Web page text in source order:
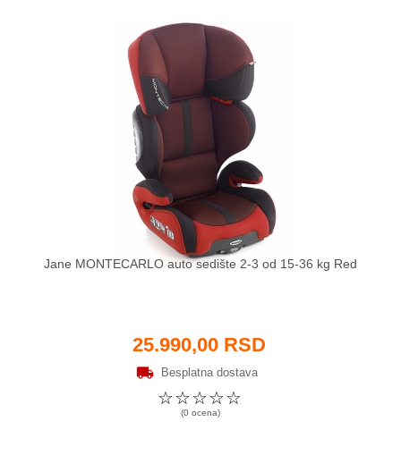
Jane MONTECARLO auto sedište 2-3 od 15-36 kg Red
25.990,00 RSD
Besplatna dostava
☆
☆
☆
☆
☆
(0 ocena)